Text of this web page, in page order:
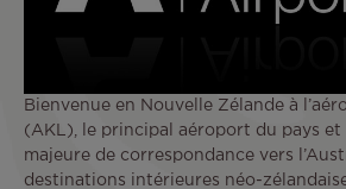
Bienvenue en Nouvelle Zélande à
(AKL), le principal aéroport du pays
majeure de correspondance vers
destinations intérieures néo-